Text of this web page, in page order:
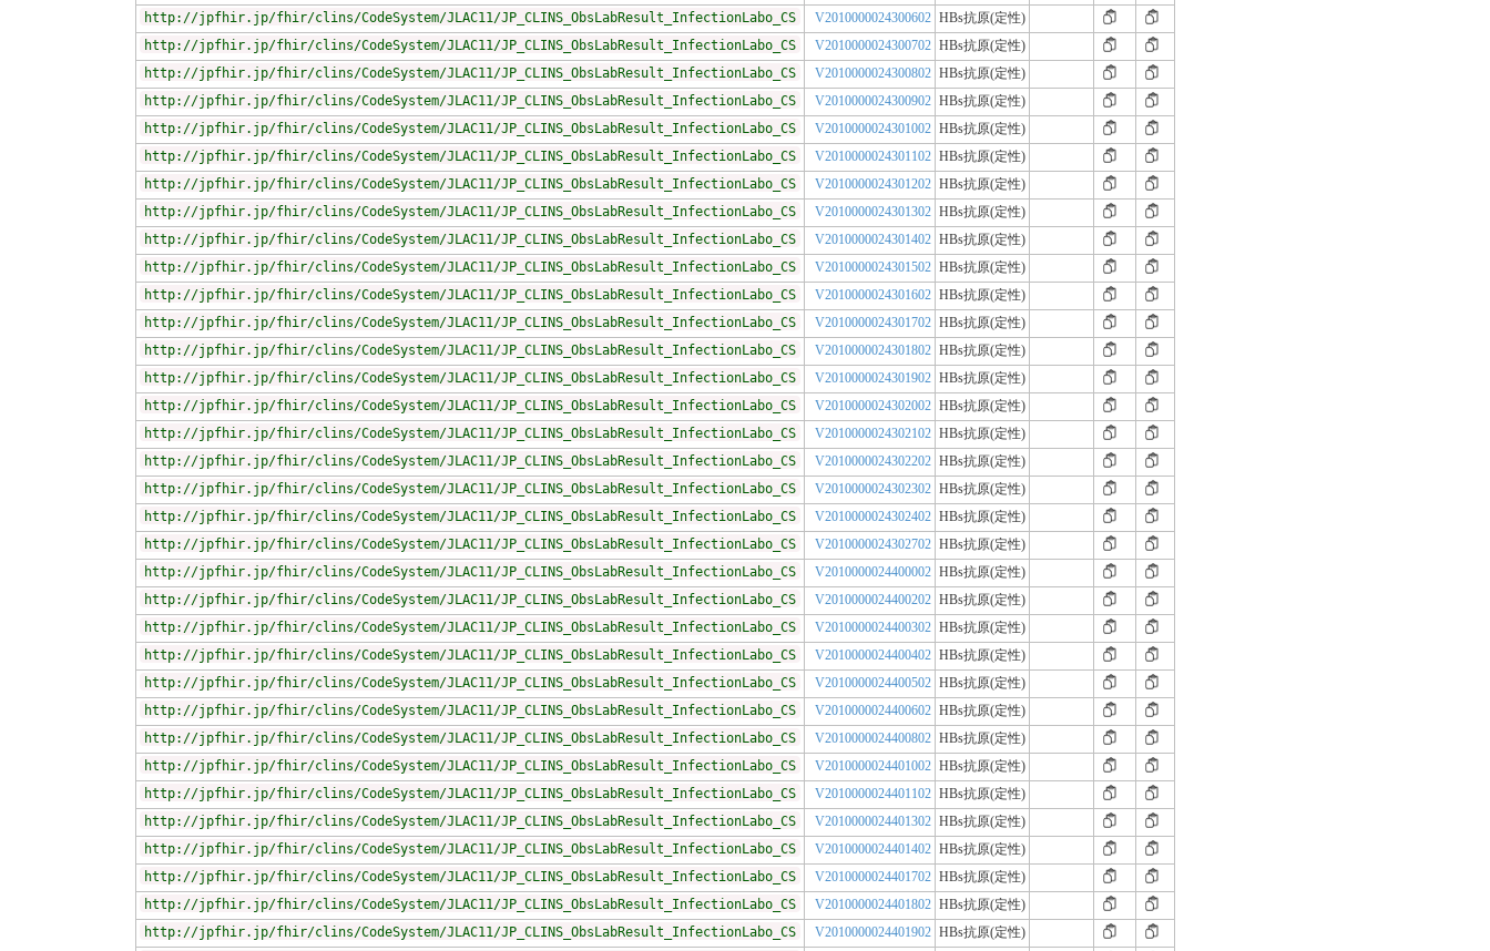
http://jpfhir.jp/fhir/clins/CodeSystem/JLAC11/JP_CLINS_ObsLabResult_InfectionLabo_CS
V2010000024300602 HBs抗原(定性)
http://jpfhir.jp/fhir/clins/CodeSystem/JLAC11/JP_CLINS_ObsLabResult_InfectionLabo_CS
V2010000024300702 HBs抗原(定性)
http://jpfhir.jp/fhir/clins/CodeSystem/JLAC11/JP_CLINS_ObsLabResult_InfectionLabo_CS
V2010000024300802 HBs抗原(定性)
http://jpfhir.jp/fhir/clins/CodeSystem/JLAC11/JP_CLINS_ObsLabResult_InfectionLabo_CS
V2010000024300902 HBs抗原(定性)
http://jpfhir.jp/fhir/clins/CodeSystem/JLAC11/JP_CLINS_ObsLabResult_InfectionLabo_CS
V2010000024301002 HBs抗原(定性)
http://jpfhir.jp/fhir/clins/CodeSystem/JLAC11/JP_CLINS_ObsLabResult_InfectionLabo_CS
V2010000024301102 HBs抗原(定性)
http://jpfhir.jp/fhir/clins/CodeSystem/JLAC11/JP_CLINS_ObsLabResult_InfectionLabo_CS
V2010000024301202 HBs抗原(定性)
http://jpfhir.jp/fhir/clins/CodeSystem/JLAC11/JP_CLINS_ObsLabResult_InfectionLabo_CS
V2010000024301302 HBs抗原(定性)
http://jpfhir.jp/fhir/clins/CodeSystem/JLAC11/JP_CLINS_ObsLabResult_InfectionLabo_CS
V2010000024301402 HBs抗原(定性)
http://jpfhir.jp/fhir/clins/CodeSystem/JLAC11/JP_CLINS_ObsLabResult_InfectionLabo_CS
V2010000024301502 HBs抗原(定性)
http://jpfhir.jp/fhir/clins/CodeSystem/JLAC11/JP_CLINS_ObsLabResult_InfectionLabo_CS
V2010000024301602 HBs抗原(定性)
http://jpfhir.jp/fhir/clins/CodeSystem/JLAC11/JP_CLINS_ObsLabResult_InfectionLabo_CS
V2010000024301702 HBs抗原(定性)
http://jpfhir.jp/fhir/clins/CodeSystem/JLAC11/JP_CLINS_ObsLabResult_InfectionLabo_CS
V2010000024301802 HBs抗原(定性)
http://jpfhir.jp/fhir/clins/CodeSystem/JLAC11/JP_CLINS_ObsLabResult_InfectionLabo_CS
V2010000024301902 HBs抗原(定性)
http://jpfhir.jp/fhir/clins/CodeSystem/JLAC11/JP_CLINS_ObsLabResult_InfectionLabo_CS
V2010000024302002 HBs抗原(定性)
http://jpfhir.jp/fhir/clins/CodeSystem/JLAC11/JP_CLINS_ObsLabResult_InfectionLabo_CS
V2010000024302102 HBs抗原(定性)
http://jpfhir.jp/fhir/clins/CodeSystem/JLAC11/JP_CLINS_ObsLabResult_InfectionLabo_CS
V2010000024302202 HBs抗原(定性)
http://jpfhir.jp/fhir/clins/CodeSystem/JLAC11/JP_CLINS_ObsLabResult_InfectionLabo_CS
V2010000024302302 HBs抗原(定性)
http://jpfhir.jp/fhir/clins/CodeSystem/JLAC11/JP_CLINS_ObsLabResult_InfectionLabo_CS
V2010000024302402 HBs抗原(定性)
http://jpfhir.jp/fhir/clins/CodeSystem/JLAC11/JP_CLINS_ObsLabResult_InfectionLabo_CS
V2010000024302702 HBs抗原(定性)
http://jpfhir.jp/fhir/clins/CodeSystem/JLAC11/JP_CLINS_ObsLabResult_InfectionLabo_CS
V2010000024400002 HBs抗原(定性)
http://jpfhir.jp/fhir/clins/CodeSystem/JLAC11/JP_CLINS_ObsLabResult_InfectionLabo_CS
V2010000024400202 HBs抗原(定性)
http://jpfhir.jp/fhir/clins/CodeSystem/JLAC11/JP_CLINS_ObsLabResult_InfectionLabo_CS
V2010000024400302 HBs抗原(定性)
http://jpfhir.jp/fhir/clins/CodeSystem/JLAC11/JP_CLINS_ObsLabResult_InfectionLabo_CS
V2010000024400402 HBs抗原(定性)
http://jpfhir.jp/fhir/clins/CodeSystem/JLAC11/JP_CLINS_ObsLabResult_InfectionLabo_CS
V2010000024400502 HBs抗原(定性)
http://jpfhir.jp/fhir/clins/CodeSystem/JLAC11/JP_CLINS_ObsLabResult_InfectionLabo_CS
V2010000024400602 HBs抗原(定性)
http://jpfhir.jp/fhir/clins/CodeSystem/JLAC11/JP_CLINS_ObsLabResult_InfectionLabo_CS
V2010000024400802 HBs抗原(定性)
http://jpfhir.jp/fhir/clins/CodeSystem/JLAC11/JP_CLINS_ObsLabResult_InfectionLabo_CS
V2010000024401002 HBs抗原(定性)
http://jpfhir.jp/fhir/clins/CodeSystem/JLAC11/JP_CLINS_ObsLabResult_InfectionLabo_CS
V2010000024401102 HBs抗原(定性)
http://jpfhir.jp/fhir/clins/CodeSystem/JLAC11/JP_CLINS_ObsLabResult_InfectionLabo_CS
V2010000024401302 HBs抗原(定性)
http://jpfhir.jp/fhir/clins/CodeSystem/JLAC11/JP_CLINS_ObsLabResult_InfectionLabo_CS
V2010000024401402 HBs抗原(定性)
http://jpfhir.jp/fhir/clins/CodeSystem/JLAC11/JP_CLINS_ObsLabResult_InfectionLabo_CS
V2010000024401702 HBs抗原(定性)
http://jpfhir.jp/fhir/clins/CodeSystem/JLAC11/JP_CLINS_ObsLabResult_InfectionLabo_CS
V2010000024401802 HBs抗原(定性)
http://jpfhir.jp/fhir/clins/CodeSystem/JLAC11/JP_CLINS_ObsLabResult_InfectionLabo_CS
V2010000024401902 HBs抗原(定性)